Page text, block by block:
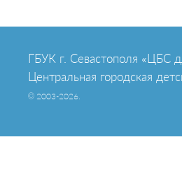
ГБУК г. Севастополя «ЦБС
Центральная городская
© 2003-2026.